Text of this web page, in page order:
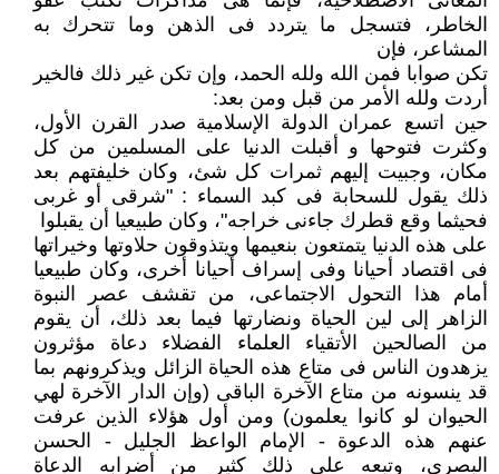
الخاطر، فتسجل ما يتردد فى الذهن وما تتحرك به
المشاعر، فإن
تكن صوابا فمن الله ولله الحمد، وإن تكن غير ذلك فالخير
أردت ولله الأمر من قبل ومن بعد:
حين اتسع عمران الدولة الإسلامية صدر القرن الأول،
وكثرت فتوحها و أقبلت الدنيا على المسلمين من كل
مكان، وجبيت إليهم ثمرات كل شئ، وكان خليفتهم بعد
ذلك يقول للسحابة فى كبد السماء : "شرقى أو غربى
فحيثما وقع قطرك جاءنى خراجه"، وكان طبيعيا أن يقبلوا
على هذه الدنيا يتمتعون بنعيمها ويتذوقون حلاوتها وخيراتها
فى اقتصاد أحيانا وفى إسراف أحيانا أخرى، وكان طبيعيا
أمام هذا التحول الاجتماعى، من تقشف عصر النبوة
الزاهر إلى لين الحياة ونضارتها فيما بعد ذلك، أن يقوم
من الصالحين الأتقياء العلماء الفضلاء دعاة مؤثرون
يزهدون الناس فى متاع هذه الحياة الزائل ويذكرونهم بما
قد ينسونه من متاع الآخرة الباقى (وإن الدار الآخرة لهي
الحيوان لو كانوا يعلمون) ومن أول هؤلاء الذين عرفت
عنهم هذه الدعوة - الإمام الواعظ الجليل - الحسن
البصرى، وتبعه على ذلك كثير من أضرابه الدعاة